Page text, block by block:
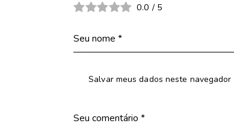
0.0 / 5
Salvar meus dados neste